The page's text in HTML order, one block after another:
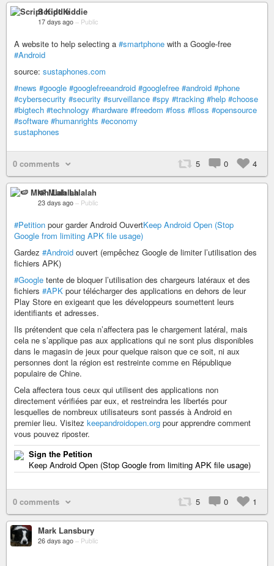
Script Kiddie
17 days ago – Public
A website to help selecting a #smartphone with a Google-free
#Android
source: sustaphones.com
#news #google #googlefreeandroid #googlefree #android #phone
#cybersecurity #security #surveillance #spy #tracking #help #choose
#bigtech #technology #hardware #freedom #foss #floss #opensource
#software #humanrights #economy
sustaphones
0 comments 5 0 4
🍉 Mlah Lalalah
23 days ago – Public
#Petition pour garder Android OuvertKeep Android Open (Stop
Google from limiting APK file usage)
Gardez #Android ouvert (empêchez Google de limiter l’utilisation des
fichiers APK)
#Google tente de bloquer l’utilisation des chargeurs latéraux et des
fichiers #APK pour télécharger des applications en dehors de leur
Play Store en exigeant que les développeurs soumettent leurs
identifiants et adresses.
Ils prétendent que cela n’affectera pas le chargement latéral, mais
cela ne s’applique pas aux applications qui ne sont plus disponibles
dans le magasin de jeux pour quelque raison que ce soit, ni aux
personnes dont la région est restreinte comme en République
populaire de Chine.
Cela affectera tous ceux qui utilisent des applications non
directement vérifiées par eux, et restreindra les libertés pour
lesquelles de nombreux utilisateurs sont passés à Android en
premier lieu. Visitez keepandroidopen.org pour apprendre comment
vous pouvez riposter.
Sign the Petition
Keep Android Open (Stop Google from limiting APK file usage)
0 comments 5 0 1
Mark Lansbury
26 days ago – Public